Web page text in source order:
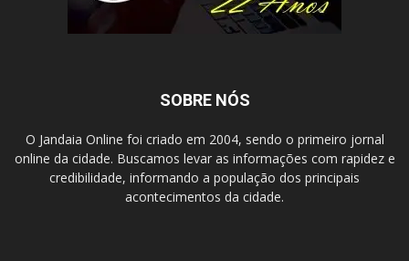
SOBRE NÓS
O Jandaia Online foi criado em 2004, sendo o primeiro jornal
online da cidade. Buscamos levar as informações com rapidez e
credibilidade, informando a população dos principais
acontecimentos da cidade.